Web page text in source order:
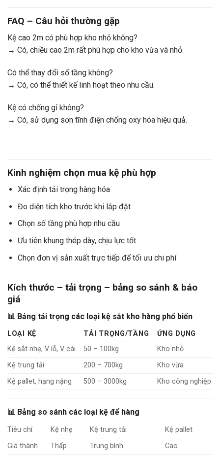
FAQ – Câu hỏi thường gặp
Kệ cao 2m có phù hợp kho nhỏ không?
→ Có, chiều cao 2m rất phù hợp cho kho vừa và nhỏ.
Có thể thay đổi số tầng không?
→ Có, có thể thiết kế linh hoạt theo nhu cầu.
Kệ có chống gỉ không?
→ Có, sử dụng sơn tĩnh điện chống oxy hóa hiệu quả.
Kinh nghiệm chọn mua kệ phù hợp
Xác định tải trọng hàng hóa
Đo diện tích kho trước khi lắp đặt
Chọn số tầng phù hợp nhu cầu
Ưu tiên khung thép dày, chịu lực tốt
Chọn đơn vị sản xuất trực tiếp để tối ưu chi phí
Kích thước – tải trọng – bảng so sánh & báo
giá
📊 Bảng tải trọng các loại kệ sắt kho hàng phổ biến
LOẠI KỆ TẢI TRỌNG/TẦNG
ỨNG DỤNG
Kệ sắt nhẹ, V lỗ, V cài
50 – 100kg
Kho nhỏ
Kệ trung tải
200 – 700kg
Kho vừa
Kệ pallet, hạng nặng
500 – 3000kg Kho công nghiệp
📊 Bảng so sánh các loại kệ để hàng
Tiêu chí Kệ nhẹ Kệ trung tải
Kệ pallet
Giá thành
Thấp Trung bình
Cao